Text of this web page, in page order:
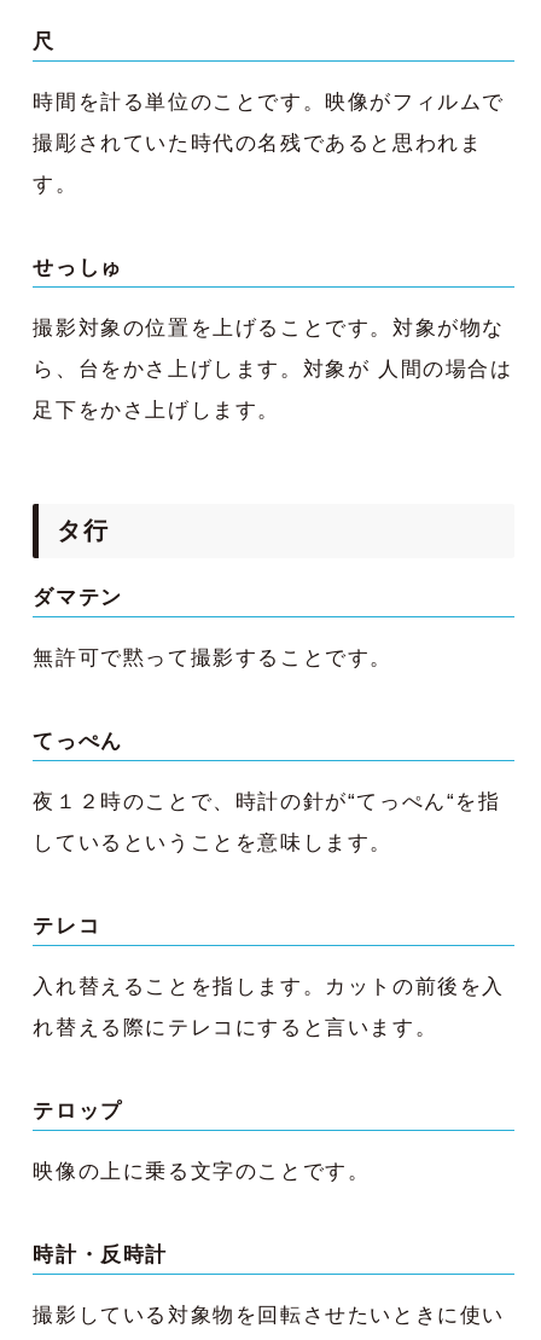
尺
時間を計る単位のことです。映像がフィルムで
撮彫されていた時代の名残であると思われま
す。
せっしゅ
撮影対象の位置を上げることです。対象が物な
ら、台をかさ上げします。対象が 人間の場合は
足下をかさ上げします。
タ行
ダマテン
無許可で黙って撮影することです。
てっぺん
夜１２時のことで、時計の針が“てっぺん“を指
しているということを意味します。
テレコ
入れ替えることを指します。カットの前後を入
れ替える際にテレコにすると言います。
テロップ
映像の上に乗る文字のことです。
時計・反時計
撮影している対象物を回転させたいときに使い